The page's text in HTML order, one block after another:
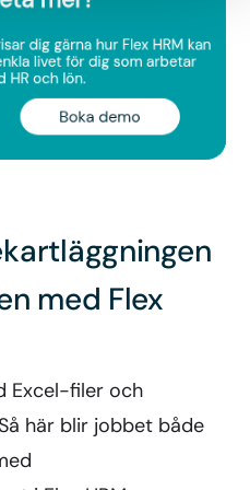
med Flex
Excel-filer och
här blir jobbet både